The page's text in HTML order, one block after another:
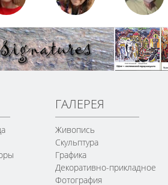
ГАЛЕРЕЯ
Живопись
Скульптура
Графика
Декоративно-прикладное
Фотография